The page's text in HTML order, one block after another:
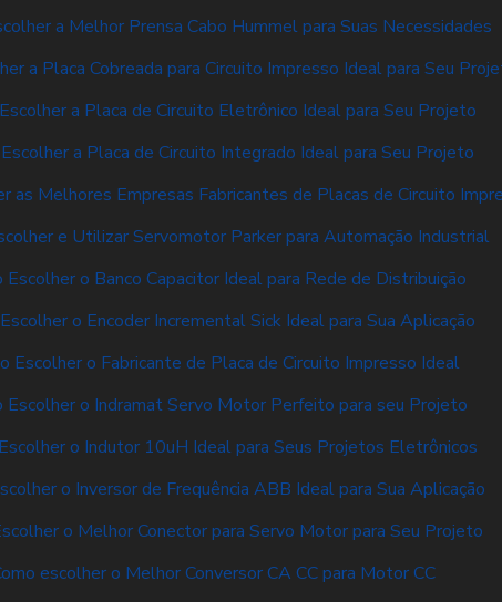
a Melhor Prensa Cabo Hummel para Suas Necessidades
a Placa Cobreada para Circuito Impresso Ideal para Seu
a Placa de Circuito Eletrônico Ideal para Seu Projeto
a Placa de Circuito Integrado Ideal para Seu Projeto
as Melhores Empresas Fabricantes de Placas de Circuito
e Utilizar Servomotor Parker para Automação Industrial
Escolher o Banco Capacitor Ideal para Rede de Distribuição
o Encoder Incremental Sick Ideal para Sua Aplicação
Escolher o Fabricante de Placa de Circuito Impresso Ideal
Escolher o Indramat Servo Motor Perfeito para seu Projeto
o Indutor 10uH Ideal para Seus Projetos Eletrônicos
o Inversor de Frequência ABB Ideal para Sua Aplicação
o Melhor Conector para Servo Motor para Seu Projeto
escolher o Melhor Conversor CA CC para Motor CC